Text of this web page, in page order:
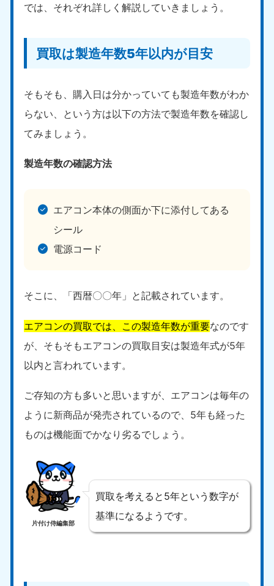
では、それぞれ詳しく解説していきましょう。
買取は製造年数5年以内が目安
そもそも、購入日は分かっていても製造年数がわか
らない、という方は以下の方法で製造年数を確認し
てみましょう。
製造年数の確認方法
エアコン本体の側面か下に添付してある
シール
電源コード
そこに、「西暦〇〇年」と記載されています。
エアコンの買取では、この製造年数が重要なのです
が、そもそもエアコンの買取目安は製造年式が5年
以内と言われています。
ご存知の方も多いと思いますが、エアコンは毎年の
ように新商品が発売されているので、5年も経った
ものは機能面でかなり劣るでしょう。
片付け侍編集部
買取を考えると5年という数字が
基準になるようです。